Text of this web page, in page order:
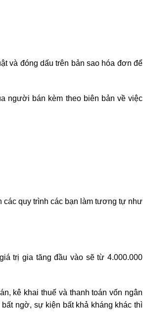
và đóng dấu trên bản sao hóa đơn để
người bán kèm theo biên bản về việc
các quy trình các bạn làm tương tự như
trị gia tăng đầu vào sẽ từ 4.000.000
kê khai thuế và thanh toán vốn ngân
ngờ, sự kiện bất khả kháng khác thì